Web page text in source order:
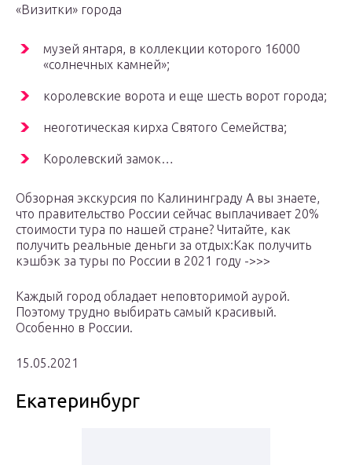
«Визитки» города
музей янтаря, в коллекции которого 16000
«солнечных камней»;
королевские ворота и еще шесть ворот города;
неоготическая кирха Святого Семейства;
Королевский замок…
Обзорная экскурсия по Калининграду А вы знаете,
что правительство России сейчас выплачивает 20%
стоимости тура по нашей стране? Читайте, как
получить реальные деньги за отдых:Как получить
кэшбэк за туры по России в 2021 году ->>>
Каждый город обладает неповторимой аурой.
Поэтому трудно выбирать самый красивый.
Особенно в России.
15.05.2021
Екатеринбург